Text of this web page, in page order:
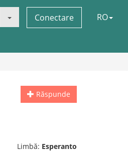
Conectare RO
Răspunde
Limbă: Esperanto